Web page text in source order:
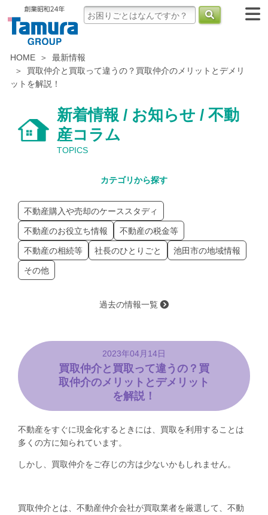
HOME
最新情報
買取仲介と買取って違うの？買取仲介のメリットとデメリ
ットを解説！
新着情報 / お知らせ / 不動
産コラム
TOPICS
カテゴリから探す
不動産購入や売却のケーススタディ
不動産のお役立ち情報 不動産の税金等
不動産の相続等 社長のひとりごと 池田市の地域情報
その他
過去の情報一覧
2023年04月14日
買取仲介と買取って違うの？買
取仲介のメリットとデメリット
を解説！
不動産をすぐに現金化するときには、買取を利用することは
多くの方に知られています。
しかし、買取仲介をご存じの方は少ないかもしれません。
買取仲介とは、不動産仲介会社が買取業者を厳選して、不動